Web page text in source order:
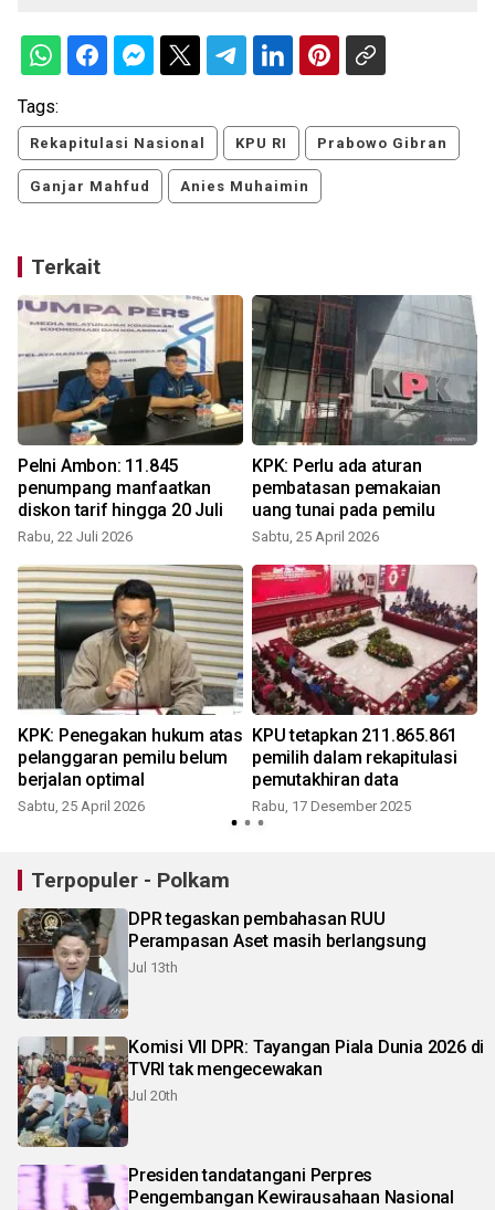
Tags:
Rekapitulasi Nasional KPU RI Prabowo Gibran
Ganjar Mahfud Anies Muhaimin
Terkait
Pelni Ambon: 11.845
penumpang manfaatkan
diskon tarif hingga 20 Juli
Rabu, 22 Juli 2026
KPK: Perlu ada aturan
pembatasan pemakaian
uang tunai pada pemilu
Sabtu, 25 April 2026
KPK: Penegakan hukum atas
pelanggaran pemilu belum
berjalan optimal
Sabtu, 25 April 2026
KPU tetapkan 211.865.861
pemilih dalam rekapitulasi
pemutakhiran data
Rabu, 17 Desember 2025
Terpopuler - Polkam
DPR tegaskan pembahasan RUU
Perampasan Aset masih berlangsung
Jul 13th
Komisi VII DPR: Tayangan Piala Dunia 2026 di
TVRI tak mengecewakan
Jul 20th
Presiden tandatangani Perpres
Pengembangan Kewirausahaan Nasional